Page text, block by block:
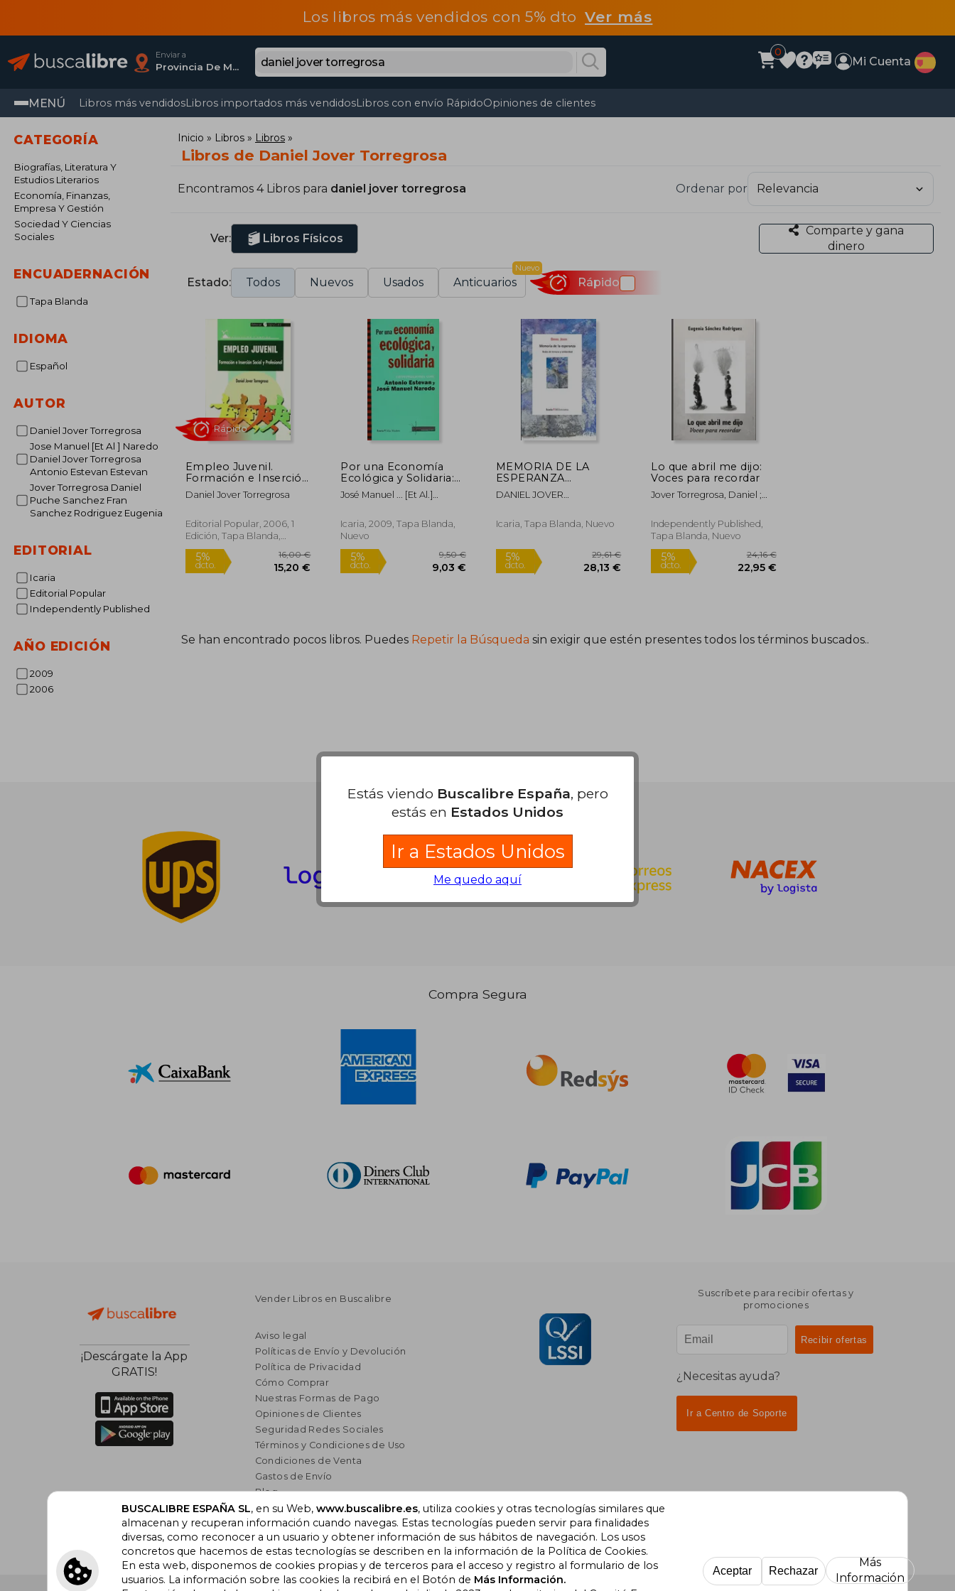
Los libros más vendidos con 5% dtoVer más
Enviar a
Provincia De Madrid
0
Mi Cuenta
MENÚ Libros más vendidosLibros importados más vendidosLibros con envío RápidoOpiniones de clientes
CATEGORÍA
Biografías, Literatura Y
Estudios Literarios
Economía, Finanzas,
Empresa Y Gestión
Sociedad Y Ciencias
Sociales
ENCUADERNACIÓN
Tapa Blanda
IDIOMA
Español
AUTOR
Daniel Jover Torregrosa
Jose Manuel [Et Al ] Naredo
Daniel Jover Torregrosa
Antonio Estevan Estevan
Jover Torregrosa Daniel
Puche Sanchez Fran
Sanchez Rodriguez Eugenia
EDITORIAL
Icaria
Editorial Popular
Independently Published
AÑO EDICIÓN
2009
2006
Inicio Libros Libros
Libros de Daniel Jover Torregrosa
Encontramos 4 Libros para daniel jover torregrosa Ordenar por
Ver: Libros Físicos
Comparte y gana
dinero
Estado: Todos Nuevos Usados Anticuarios
Nuevo
Rápido
Empleo Juvenil.
Formación e Inserción
Social y Profesional
Daniel Jover Torregrosa
Editorial Popular, 2006, 1
Edición, Tapa Blanda,
Nuevo
Rápido
Por una Economía
Ecológica y Solidaria:
Conversaciones con
Antonio Estevan y
José Manuel ... [Et Al.]
Torregrosa,Antonio Estevan
Estevan
Icaria, 2009, Tapa Blanda,
Nuevo
MEMORIA DE LA
ESPERANZA
(Milenrama)
DANIEL JOVER
Icaria, Tapa Blanda, Nuevo
Lo que abril me dijo:
Voces para recordar
Jover Torregrosa, Daniel ;
Sánchez Rodríguez,
Eugenia
Independently Published,
Tapa Blanda, Nuevo
Se han encontrado pocos libros. Puedes Repetir la Búsqueda sin exigir que estén presentes todos los términos buscados..
Partners Logísticos
Compra Segura
¡Descárgate la App
GRATIS!
Vender Libros en Buscalibre
Aviso legal
Políticas de Envío y Devolución
Política de Privacidad
Cómo Comprar
Nuestras Formas de Pago
Opiniones de Clientes
Seguridad Redes Sociales
Términos y Condiciones de Uso
Condiciones de Venta
Gastos de Envío
Blog
Lista de autores
Incentivo a la Lectura
Libros Recomendados
Suscríbete para recibir ofertas y
promociones
¿Necesitas ayuda?
Ir a Centro de Soporte
Estás viendo Buscalibre España, pero
estás en Estados Unidos
Ir a Estados Unidos
Me quedo aquí
BUSCALIBRE ESPAÑA SL, en su Web, www.buscalibre.es, utiliza cookies y otras tecnologías similares que
almacenan y recuperan información cuando navegas. Estas tecnologías pueden servir para finalidades
diversas, como reconocer a un usuario y obtener información de sus hábitos de navegación. Los usos
concretos que hacemos de estas tecnologías se describen en la información de la Política de Cookies.
En esta web, disponemos de cookies propias y de terceros para el acceso y registro al formulario de los
usuarios. La información sobre las cookies la recibirá en el Botón de Más Información.
Aceptar Rechazar
Más
Información